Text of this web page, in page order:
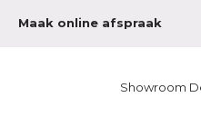
Maak online afspraak
Showroom